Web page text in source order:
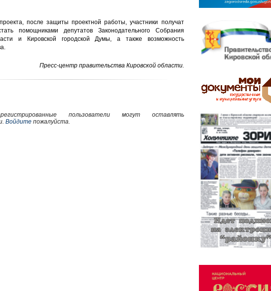
после защиты проектной работы, участники получат
помощниками депутатов Законодательного Собрания
и Кировской городской Думы, а также возможность
Пресс-центр правительства Кировской области.
пользователи могут оставлять
Войдитепожалуйста.